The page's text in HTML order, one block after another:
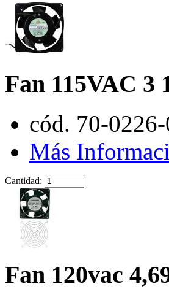
Fan 115VAC 3
cód. 70-
Más
Cantidad:
Fan 120vac